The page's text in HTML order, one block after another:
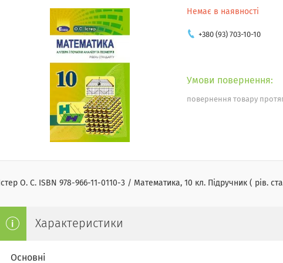
Немає в наявності
+380 (93) 703-10-10
повернення товару
Істер О. С. ISBN 978-966-11-0110-3 / Математика, 10 кл. Підручник ( рів.
Характеристики
Основні